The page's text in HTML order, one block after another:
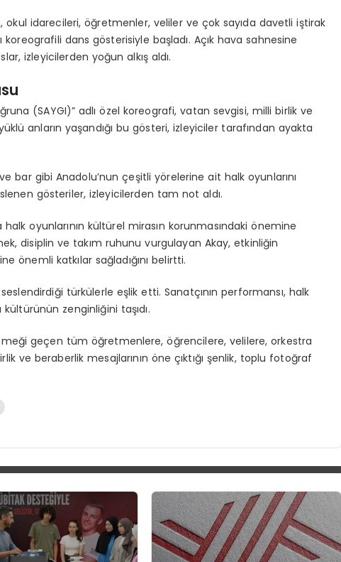
idarecileri, öğretmenler, veliler ve çok sayıda davetli iştirak
koreografili dans gösterisiyle başladı. Açık hava sahnesine
izleyicilerden yoğun alkış aldı.
(SAYGI)” adlı özel koreografi, vatan sevgisi, milli birlik ve
anların yaşandığı bu gösteri, izleyiciler tarafından ayakta
bar gibi Anadolu’nun çeşitli yörelerine ait halk oyunlarını
gösteriler, izleyicilerden tam not aldı.
oyunlarının kültürel mirasın korunmasındaki önemine
disiplin ve takım ruhunu vurgulayan Akay, etkinliğin
önemli katkılar sağladığını belirtti.
türkülerle eşlik etti. Sanatçının performansı, halk
zenginliğini taşıdı.
geçen tüm öğretmenlere, öğrencilere, velilere, orkestra
ve beraberlik mesajlarının öne çıktığı şenlik, toplu fotoğraf